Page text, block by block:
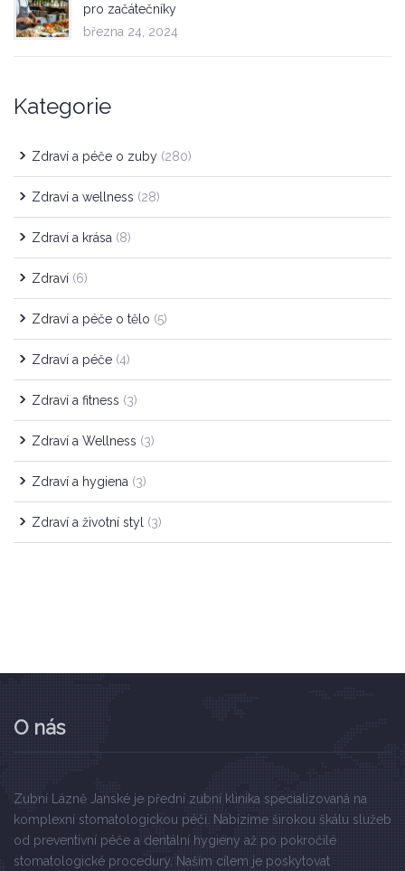
pro začátečníky
března 24, 2024
Kategorie
Zdraví a péče o zuby (280)
Zdraví a wellness (28)
Zdraví a krása (8)
Zdraví (6)
Zdraví a péče o tělo (5)
Zdraví a péče (4)
Zdraví a fitness (3)
Zdraví a Wellness (3)
Zdraví a hygiena (3)
Zdraví a životní styl (3)
O nás
Zubní Lázně Janské je přední zubní klinika specializovaná na
komplexní stomatologickou péči. Nabízíme širokou škálu služeb
od preventivní péče a dentální hygieny až po pokročilé
stomatologické procedury. Naším cílem je poskytovat